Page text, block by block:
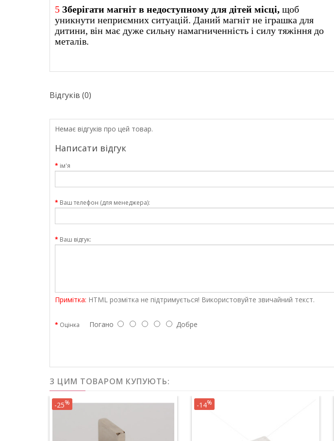
5 Зберігати магніт в недоступному для дітей місці, щоб
уникнути неприємних ситуацій. Даний магніт не іграшка для
дитини, він має дуже сильну намагниченність і силу тяжіння до
металів.
Відгуків (0)
Немає відгуків про цей товар.
Написати відгук
ім'я
Ваш телефон (для менеджера):
Ваш відгук:
Примітка: HTML розмітка не підтримується! Використовуйте звичайний текст.
Оцінка Погано Добре
З ЦИМ ТОВАРОМ КУПУЮТЬ:
-25% -14%